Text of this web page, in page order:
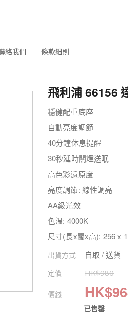
絡我們 條款細則
飛利浦 66156
​穩健配重底座
自動亮度調節
40分鐘休息提醒
30秒延時關燈送眠
高色彩還原度
亮度調節: 線性調亮
AA級光效
色温: 4000K
尺寸(長x闊x高): 256 x
出貨方式 自取 / 送貨
定價 HK$980
價錢 HK$
已售罄